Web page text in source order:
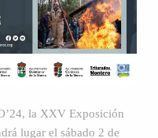
la XXV Exposición
lugar el sábado 2 de